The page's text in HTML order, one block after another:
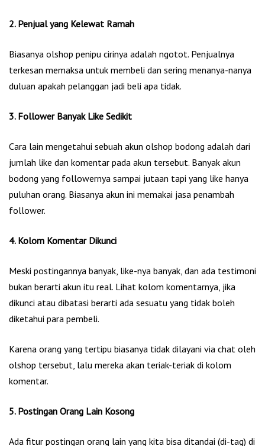
2. Penjual yang Kelewat Ramah
Biasanya olshop penipu cirinya adalah ngotot. Penjualnya
terkesan memaksa untuk membeli dan sering menanya-nanya
duluan apakah pelanggan jadi beli apa tidak.
3. Follower Banyak Like Sedikit
Cara lain mengetahui sebuah akun olshop bodong adalah dari
jumlah like dan komentar pada akun tersebut. Banyak akun
bodong yang followernya sampai jutaan tapi yang like hanya
puluhan orang. Biasanya akun ini memakai jasa penambah
follower.
4. Kolom Komentar Dikunci
Meski postingannya banyak, like-nya banyak, dan ada testimoni
bukan berarti akun itu real. Lihat kolom komentarnya, jika
dikunci atau dibatasi berarti ada sesuatu yang tidak boleh
diketahui para pembeli.
Karena orang yang tertipu biasanya tidak dilayani via chat oleh
olshop tersebut, lalu mereka akan teriak-teriak di kolom
komentar.
5. Postingan Orang Lain Kosong
Ada fitur postingan orang lain yang kita bisa ditandai (di-tag) di